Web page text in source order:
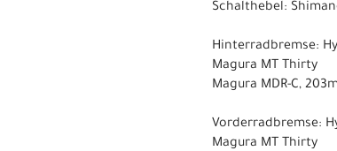
Schalthebel:
Hinterradbremse:
Magura MT Thirty
Magura MDR-C,
Vorderradbremse:
Magura MT Thirty